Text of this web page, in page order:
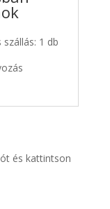
1 db
és kattintson